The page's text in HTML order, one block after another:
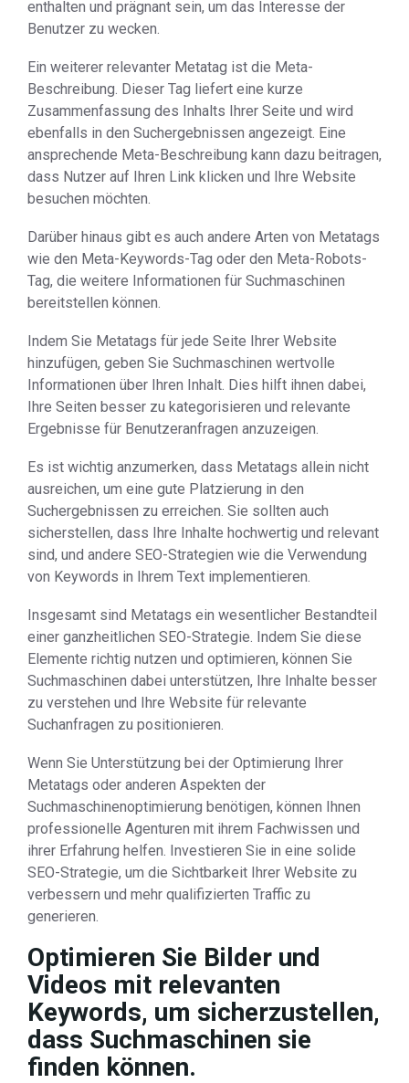
enthalten und prägnant sein, um das Interesse der
Benutzer zu wecken.
Ein weiterer relevanter Metatag ist die Meta-
Beschreibung. Dieser Tag liefert eine kurze
Zusammenfassung des Inhalts Ihrer Seite und wird
ebenfalls in den Suchergebnissen angezeigt. Eine
ansprechende Meta-Beschreibung kann dazu beitragen,
dass Nutzer auf Ihren Link klicken und Ihre Website
besuchen möchten.
Darüber hinaus gibt es auch andere Arten von Metatags
wie den Meta-Keywords-Tag oder den Meta-Robots-
Tag, die weitere Informationen für Suchmaschinen
bereitstellen können.
Indem Sie Metatags für jede Seite Ihrer Website
hinzufügen, geben Sie Suchmaschinen wertvolle
Informationen über Ihren Inhalt. Dies hilft ihnen dabei,
Ihre Seiten besser zu kategorisieren und relevante
Ergebnisse für Benutzeranfragen anzuzeigen.
Es ist wichtig anzumerken, dass Metatags allein nicht
ausreichen, um eine gute Platzierung in den
Suchergebnissen zu erreichen. Sie sollten auch
sicherstellen, dass Ihre Inhalte hochwertig und relevant
sind, und andere SEO-Strategien wie die Verwendung
von Keywords in Ihrem Text implementieren.
Insgesamt sind Metatags ein wesentlicher Bestandteil
einer ganzheitlichen SEO-Strategie. Indem Sie diese
Elemente richtig nutzen und optimieren, können Sie
Suchmaschinen dabei unterstützen, Ihre Inhalte besser
zu verstehen und Ihre Website für relevante
Suchanfragen zu positionieren.
Wenn Sie Unterstützung bei der Optimierung Ihrer
Metatags oder anderen Aspekten der
Suchmaschinenoptimierung benötigen, können Ihnen
professionelle Agenturen mit ihrem Fachwissen und
ihrer Erfahrung helfen. Investieren Sie in eine solide
SEO-Strategie, um die Sichtbarkeit Ihrer Website zu
verbessern und mehr qualifizierten Traffic zu
generieren.
Optimieren Sie Bilder und
Videos mit relevanten
Keywords, um sicherzustellen,
dass Suchmaschinen sie
finden können.